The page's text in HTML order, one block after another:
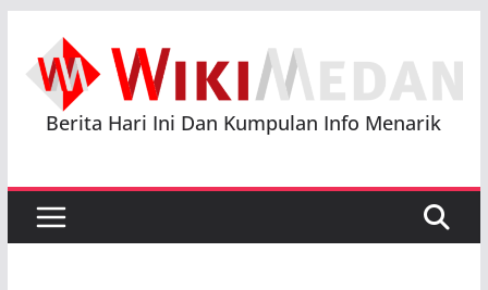
content
Berita Hari Ini Dan Kumpulan Info Menarik